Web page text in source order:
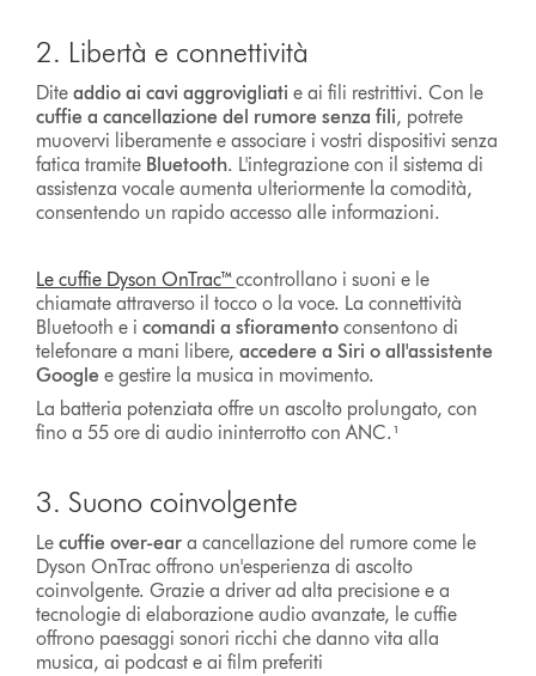
2. Libertà e connettività
Diteaddio ai cavi aggrovigliati e ai fili restrittivi. Con le
cuffie a cancellazione del rumore senza fili, potrete
muovervi liberamente e associare i vostri dispositivi senza
fatica tramite Bluetooth. L'integrazione con il sistema di
assistenza vocale aumenta ulteriormente la comodità,
consentendo un rapido accesso alle informazioni.
Le cuffie Dyson OnTrac™ccontrollano i suoni e le
chiamate attraverso il tocco o la voce. La connettività
Bluetooth e icomandi a sfioramento consentono di
telefonare a mani libere,accedere a Siri o all'assistente
Google e gestire la musica in movimento.
La batteria potenziata offre un ascolto prolungato, con
fino a 55 ore di audio ininterrotto con ANC.¹
3. Suono coinvolgente
Lecuffie over-ear a cancellazione del rumore come le
Dyson OnTrac offrono un'esperienza di ascolto
coinvolgente. Grazie a driver ad alta precisione e a
tecnologie di elaborazione audio avanzate, le cuffie
offrono paesaggi sonori ricchi che danno vita alla
musica, ai podcast e ai film preferiti